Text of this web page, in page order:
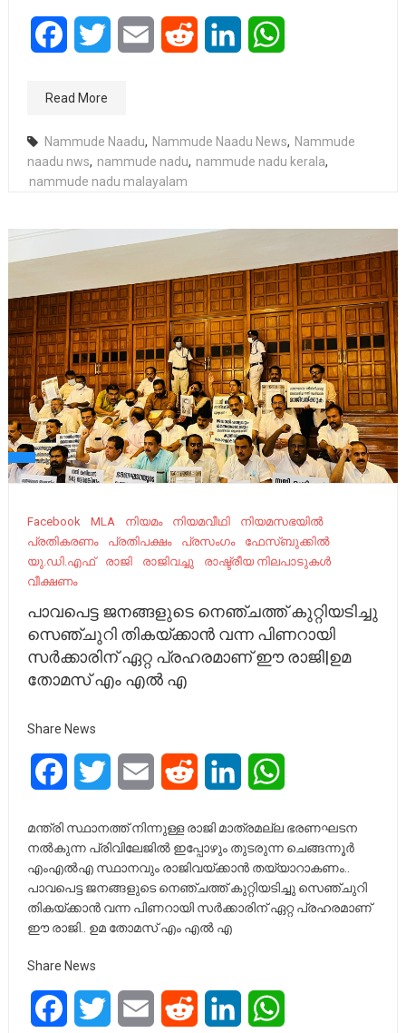
FacebookTwitter Email Reddit LinkedIn
Read More
Nammude Naadu, Nammude Naadu News, Nammude
naadu nws, nammude nadu, nammude nadu kerala,
nammude nadu malayalam
Facebook MLA നിയമം നിയമവീഥി
നിയമസഭയില്‍
പ്രതികരണം
പ്രതിപക്ഷം പ്രസംഗം
ഫേസ്ബുക്കിൽ
യു.ഡി.എഫ്
രാജി രാ​ജി​വ​ച്ചു
രാഷ്ട്രീയ നിലപാടുകൾ
വീക്ഷണം
പാവപെട്ട ജനങ്ങളുടെ നെഞ്ചത്ത് കുറ്റിയടിച്ചു
സെഞ്ചുറി തികയ്ക്കാൻ വന്ന പിണറായി
സർക്കാരിന് ഏറ്റ പ്രഹരമാണ് ഈ രാജി|ഉമ
തോമസ് എം എൽ എ
Share News
FacebookTwitter Email Reddit LinkedIn
മന്ത്രി സ്ഥാനത്ത് നിന്നുള്ള രാജി മാത്രമല്ല ഭരണഘടന
നൽകുന്ന പ്രിവിലേജിൽ ഇപ്പോഴും തുടരുന്ന ചെങ്ങന്നൂർ
എംഎൽഎ സ്ഥാനവും രാജിവയ്ക്കാൻ തയ്യാറാകണം..
പാവപെട്ട ജനങ്ങളുടെ നെഞ്ചത്ത് കുറ്റിയടിച്ചു സെഞ്ചുറി
തികയ്ക്കാൻ വന്ന പിണറായി സർക്കാരിന് ഏറ്റ പ്രഹരമാണ്
ഈ രാജി.. ഉമ തോമസ് എം എൽ എ
Share News
FacebookTwitter Email Reddit LinkedIn